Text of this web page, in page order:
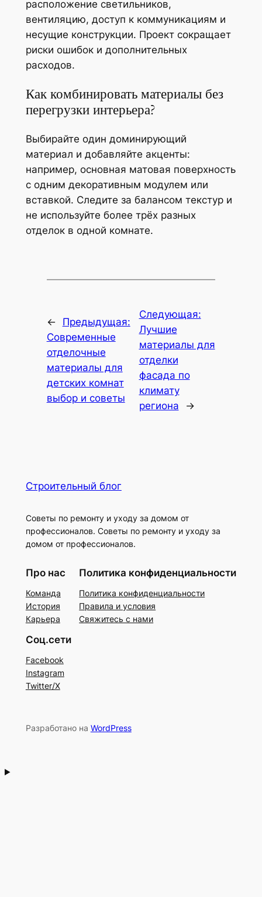
расположение светильников,
вентиляцию, доступ к коммуникациям и
несущие конструкции. Проект сокращает
риски ошибок и дополнительных
расходов.
Как комбинировать материалы без
перегрузки интерьера?
Выбирайте один доминирующий
материал и добавляйте акценты:
например, основная матовая поверхность
с одним декоративным модулем или
вставкой. Следите за балансом текстур и
не используйте более трёх разных
отделок в одной комнате.
←
Предыдущая:
Современные
отделочные
материалы для
детских комнат
выбор и советы
Следующая:
Лучшие
материалы для
отделки
фасада по
климату
региона
→
Строительный блог
Советы по ремонту и уходу за домом от
профессионалов. Советы по ремонту и уходу за
домом от профессионалов.
Про нас
Команда
История
Карьера
Политика конфиденциальности
Политика конфиденциальности
Правила и условия
Свяжитесь с нами
Соц.сети
Facebook
Instagram
Twitter/X
Разработано на WordPress